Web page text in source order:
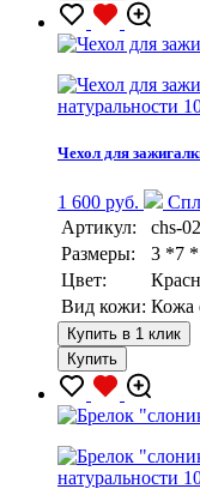
натуральности
Чехол для
1 600 руб.
Артикул:
chs-
Размеры:
3 *7
Цвет:
Вид кожи: Кожа
Купить в 1 клик
Купить
натуральности